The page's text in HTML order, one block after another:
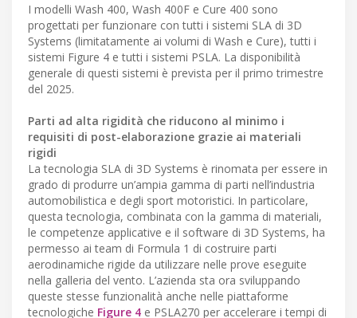
I modelli Wash 400, Wash 400F e Cure 400 sono
progettati per funzionare con tutti i sistemi SLA di 3D
Systems (limitatamente ai volumi di Wash e Cure), tutti i
sistemi Figure 4 e tutti i sistemi PSLA. La disponibilità
generale di questi sistemi è prevista per il primo trimestre
del 2025.
Parti ad alta rigidità che riducono al minimo i
requisiti di post-elaborazione grazie ai materiali
rigidi
La tecnologia SLA di 3D Systems è rinomata per essere in
grado di produrre un’ampia gamma di parti nell’industria
automobilistica e degli sport motoristici. In particolare,
questa tecnologia, combinata con la gamma di materiali,
le competenze applicative e il software di 3D Systems, ha
permesso ai team di Formula 1 di costruire parti
aerodinamiche rigide da utilizzare nelle prove eseguite
nella galleria del vento. L’azienda sta ora sviluppando
queste stesse funzionalità anche nelle piattaforme
tecnologiche Figure 4 e PSLA270 per accelerare i tempi di